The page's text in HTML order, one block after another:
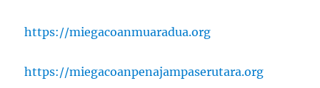
https://miegacoanmuaradua.org
https://miegacoanpenajampaserutara.org